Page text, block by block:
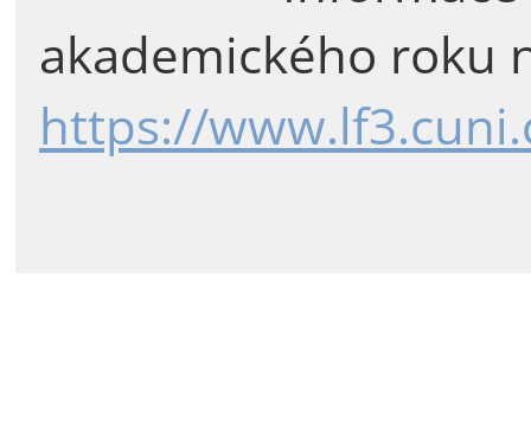
akademického roku
https://